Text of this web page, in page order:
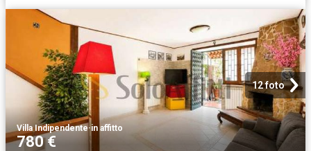
12 foto
Villa Indipendente·in affitto
780 €